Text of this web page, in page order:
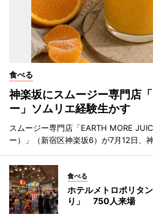
食べる
神楽坂にスムージー専門店
ー」ソムリエ経験生かす
スムージー専門店「EARTH MORE
ー）」（新宿区神楽坂6）が7月12日、
食べる
ホテルメトロポリタ
り」 750人来場